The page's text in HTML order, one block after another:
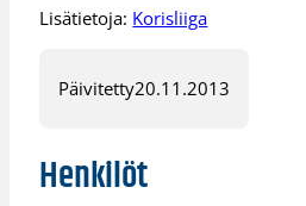
Lisätietoja: Korisliiga
Päivitetty20.11.2013
Henkilöt